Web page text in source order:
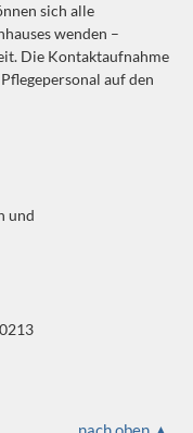
sich alle
wenden –
Die Kontaktaufnahme
auf den
und